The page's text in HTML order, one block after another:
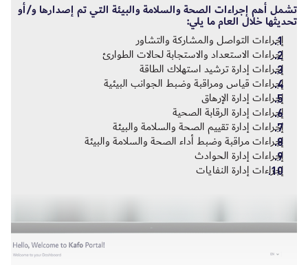
تشمل أهم إجراءات الصحة والسلامة والبيئة التي تم إصدارها و/أو
تحديثها خلال العام ما يلي:
إجراءات التواصل والمشاركة والتشاور
إجراءات الاستعداد والاستجابة لحالات الطوارئ
إجراءات إدارة ترشيد استهلاك الطاقة
إجراءات قياس ومراقبة وضبط الجوانب البيئية
إجراءات إدارة الإرهاق
إجراءات إدارة الرقابة الصحية
إجراءات إدارة تقييم الصحة والسلامة والبيئة
إجراءات مراقبة وضبط أداء الصحة والسلامة والبيئة
إجراءات إدارة الحوادث
إجراءات إدارة النفايات